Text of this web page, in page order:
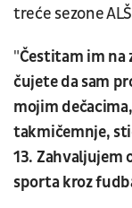
treće sezone
"Čestitam im na
čujete da sam
mojim
takmičemnje,
13. Zahvaljujem
sporta kroz